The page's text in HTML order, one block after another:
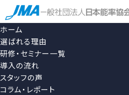
ホーム
選ばれる理由
研修・セミナー一覧
導入の流れ
スタッフの声
コラム・レポート